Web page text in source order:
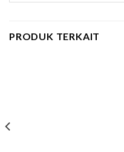
PRODUK TERKAIT